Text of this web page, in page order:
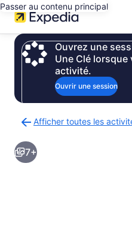
Passer au contenu principal
Ouvrez une
Une Clé
activité.
Ouvrir une session
Afficher toutes les
à
la
page
7+